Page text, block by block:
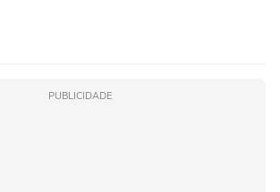
PUBLICIDADE